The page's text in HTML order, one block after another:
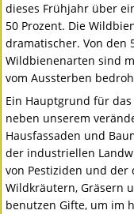
dieses Frühjahr über
50 Prozent. Die
dramatischer. Von den
Wildbienenarten sind
vom Aussterben
Ein Hauptgrund für
neben unserem
Hausfassaden und
der industriellen
von Pestiziden und
Wildkräutern, Gräsern
benutzen Gifte, um im